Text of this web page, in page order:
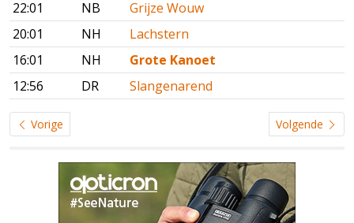
22:01
NB
Grijze Wouw
20:01
NH
Lachstern
16:01
NH
Grote Kanoet
12:56
DR Slangenarend
Vorige Volgende